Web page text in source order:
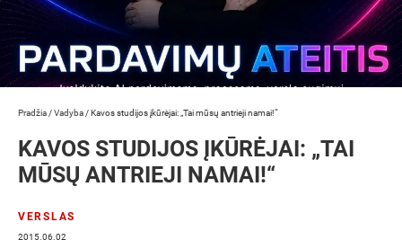
Pradžia /Vadyba /Kavos studijos įkūrėjai: „Tai mūsų antrieji namai!“
KAVOS STUDIJOS ĮKŪRĖJAI: „TAI
MŪSŲ ANTRIEJI NAMAI!“
VERSLAS
2015.06.02